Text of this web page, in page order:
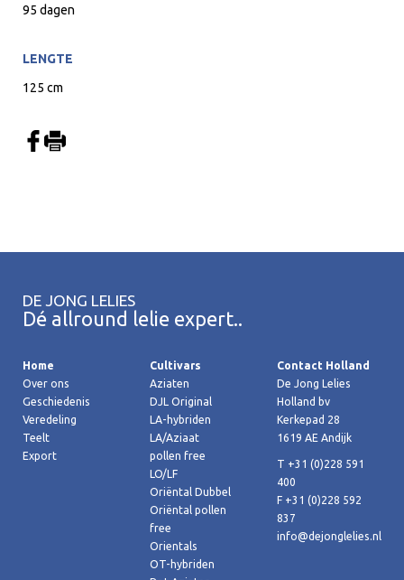
95 dagen
LENGTE
125 cm
DE JONG LELIES
Dé allround lelie expert..
Home
Over ons
Geschiedenis
Veredeling
Teelt
Export
Cultivars
Aziaten
DJL Original
LA-hybriden
LA/Aziaat
pollen free
LO/LF
Oriëntal Dubbel
Oriëntal pollen
free
Orientals
OT-hybriden
Contact Holland
De Jong Lelies
Holland bv
Kerkepad 28
1619 AE Andijk
T +31 (0)228 591
400
F +31 (0)228 592
837
info@dejonglelies.nl